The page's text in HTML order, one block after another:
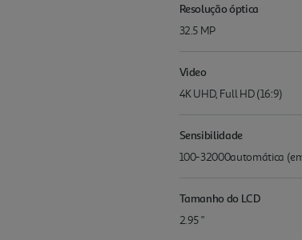
Resolução óptica
32.5 MP
Video
4K UHD, Full HD (16:9)
Sensibilidade
100-32000automática
Tamanho do LCD
2.95 "